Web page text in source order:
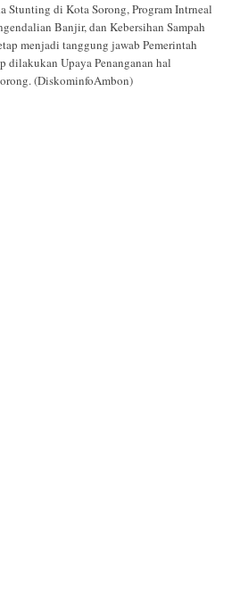
Stunting di Kota Sorong, Program Intrneal
Banjir, dan Kebersihan Sampah
menjadi tanggung jawab Pemerintah
dilakukan Upaya Penanganan hal
(DiskominfoAmbon)